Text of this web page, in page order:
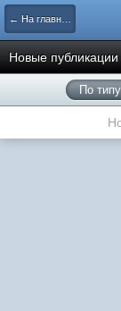
← На главную
Новые публикации
По типу